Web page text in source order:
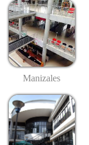
Manizales